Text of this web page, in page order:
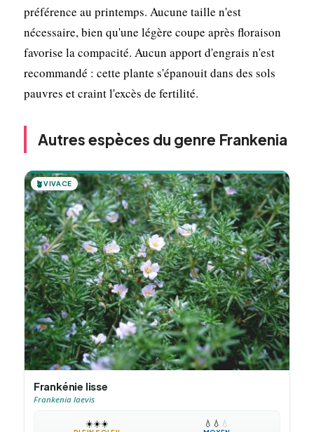
préférence au printemps. Aucune taille n'est
nécessaire, bien qu'une légère coupe après floraison
favorise la compacité. Aucun apport d'engrais n'est
recommandé : cette plante s'épanouit dans des sols
pauvres et craint l'excès de fertilité.
Autres espèces du genre Frankenia
🪴VIVACE
Frankénie lisse
Frankenia laevis
☀️☀️☀️ 💧 💧 💧